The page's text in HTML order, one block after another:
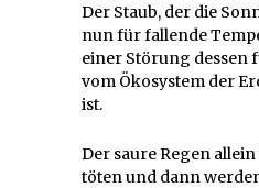
Der Staub, der die
nun für fallende
einer Störung dessen
vom Ökosystem der
ist.
Der saure Regen
töten und dann